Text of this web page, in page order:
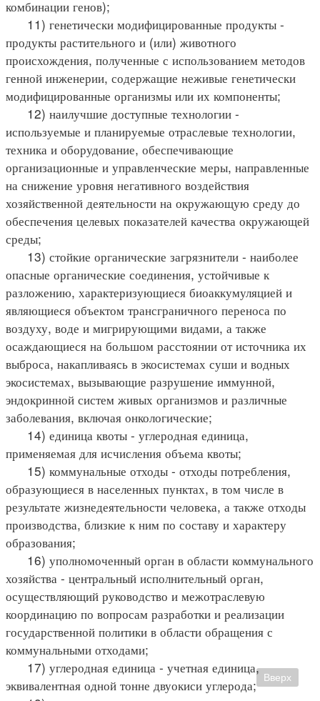
комбинации генов);
11) генетически модифицированные продукты -
продукты растительного и (или) животного
происхождения, полученные с использованием методов
генной инженерии, содержащие неживые генетически
модифицированные организмы или их компоненты;
12) наилучшие доступные технологии -
используемые и планируемые отраслевые технологии,
техника и оборудование, обеспечивающие
организационные и управленческие меры, направленные
на снижение уровня негативного воздействия
хозяйственной деятельности на окружающую среду до
обеспечения целевых показателей качества окружающей
среды;
13) стойкие органические загрязнители - наиболее
опасные органические соединения, устойчивые к
разложению, характеризующиеся биоаккумуляцией и
являющиеся объектом трансграничного переноса по
воздуху, воде и мигрирующими видами, а также
осаждающиеся на большом расстоянии от источника их
выброса, накапливаясь в экосистемах суши и водных
экосистемах, вызывающие разрушение иммунной,
эндокринной систем живых организмов и различные
заболевания, включая онкологические;
14) единица квоты - углеродная единица,
применяемая для исчисления объема квоты;
15) коммунальные отходы - отходы потребления,
образующиеся в населенных пунктах, в том числе в
результате жизнедеятельности человека, а также отходы
производства, близкие к ним по составу и характеру
образования;
16) уполномоченный орган в области коммунального
хозяйства - центральный исполнительный орган,
осуществляющий руководство и межотраслевую
координацию по вопросам разработки и реализации
государственной политики в области обращения с
коммунальными отходами;
17) углеродная единица - учетная единица,
эквивалентная одной тонне двуокиси углерода;
Вверх